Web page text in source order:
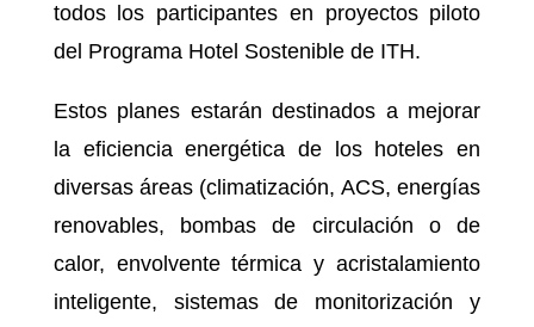
todos los participantes en proyectos piloto
del Programa Hotel Sostenible de ITH.
Estos planes estarán destinados a mejorar
la eficiencia energética de los hoteles en
diversas áreas (climatización, ACS, energías
renovables, bombas de circulación o de
calor, envolvente térmica y acristalamiento
inteligente, sistemas de monitorización y